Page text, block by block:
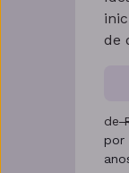
de
de
por